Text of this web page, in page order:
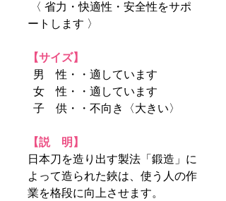
〈 省力・快適性・安全性をサポ
ートします 〉
【サイズ】
男 性・・適しています
女 性・・適しています
子 供・・不向き〈大きい〉
【説 明】
日本刀を造り出す製法「鍛造」に
よって造られた鋏は、使う人の作
業を格段に向上させます。